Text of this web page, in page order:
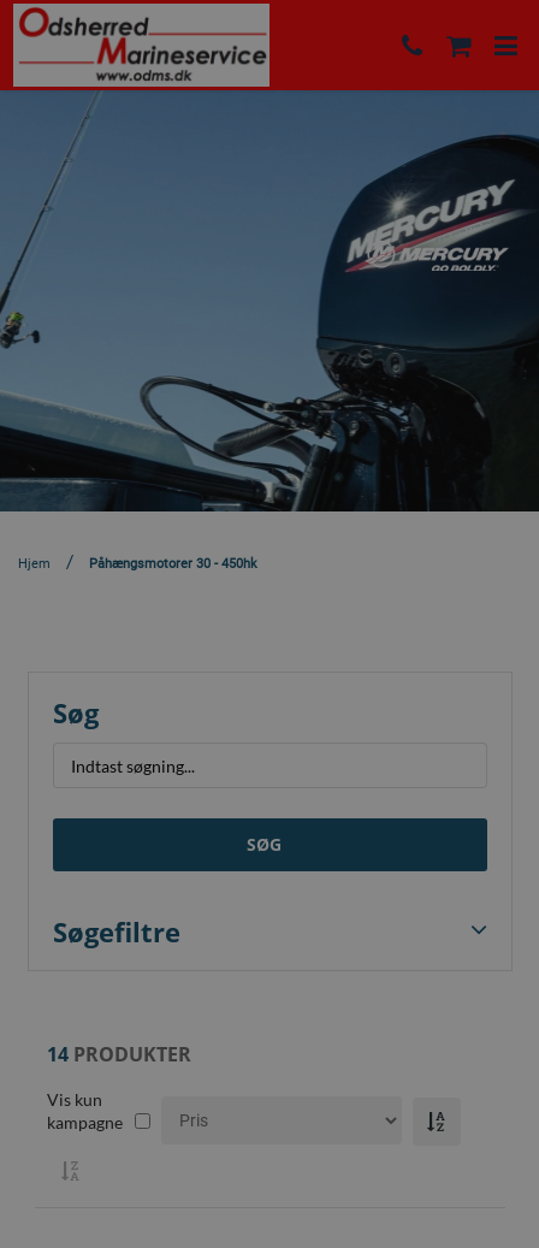
Hjem Påhængsmotorer 30 - 450hk
Søg
SØG
Søgefiltre
14PRODUKTER
Vis kun
kampagne